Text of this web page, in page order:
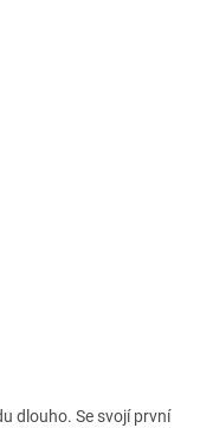
dlouho. Se svojí první